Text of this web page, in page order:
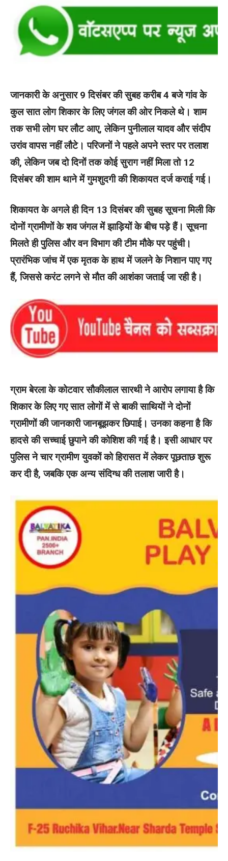
जानकारी के अनुसार 9 दिसंबर की सुबह करीब 4 बजे गांव के
कुल सात लोग शिकार के लिए जंगल की ओर निकले थे। शाम
तक सभी लोग घर लौट आए, लेकिन पुनीलाल यादव और संदीप
उरांव वापस नहीं लौटे। परिजनों ने पहले अपने स्तर पर तलाश
की, लेकिन जब दो दिनों तक कोई सुराग नहीं मिला तो 12
दिसंबर की शाम थाने में गुमशुदगी की शिकायत दर्ज कराई गई।
शिकायत के अगले ही दिन 13 दिसंबर की सुबह सूचना मिली कि
दोनों ग्रामीणों के शव जंगल में झाड़ियों के बीच पड़े हैं। सूचना
मिलते ही पुलिस और वन विभाग की टीम मौके पर पहुंची।
प्रारंभिक जांच में एक मृतक के हाथ में जलने के निशान पाए गए
हैं, जिससे करंट लगने से मौत की आशंका जताई जा रही है।
ग्राम बेरला के कोटवार सौकीलाल सारथी ने आरोप लगाया है कि
शिकार के लिए गए सात लोगों में से बाकी साथियों ने दोनों
ग्रामीणों की जानकारी जानबूझकर छिपाई। उनका कहना है कि
हादसे की सच्चाई छुपाने की कोशिश की गई है। इसी आधार पर
पुलिस ने चार ग्रामीण युवकों को हिरासत में लेकर पूछताछ शुरू
कर दी है, जबकि एक अन्य संदिग्ध की तलाश जारी है।